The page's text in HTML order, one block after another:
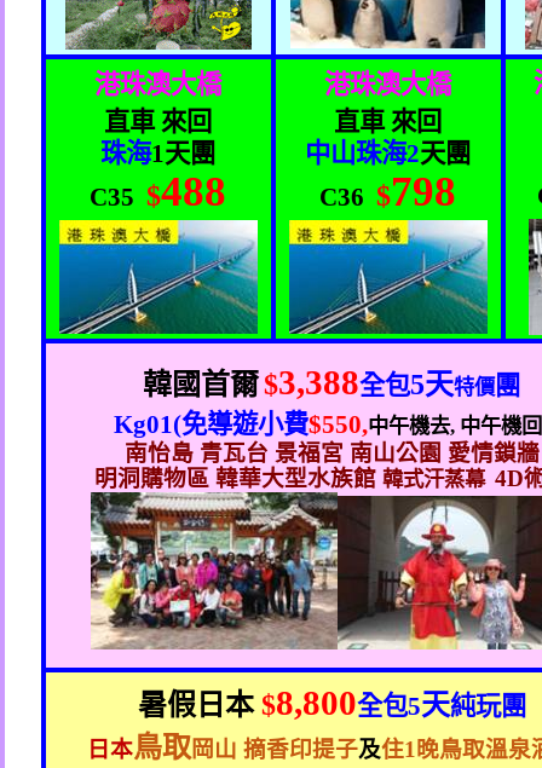
港珠澳大橋
直車 來回
珠海1天團
C35$488
港珠澳大橋
直車 來回
中山珠海2天團
C36$798
韓國首爾$3,388全包5天特價團
Kg01(免導遊小費$550,中午機去, 中午機回
南怡島 青瓦台 景福宮 南山公園 愛情鎖牆
明洞購物區 韓華大型水族館 韓式汗蒸幕 4D
暑假日本$8,800全包5天純玩團
日本鳥取岡山 摘香印提子及住1 晚鳥取溫泉